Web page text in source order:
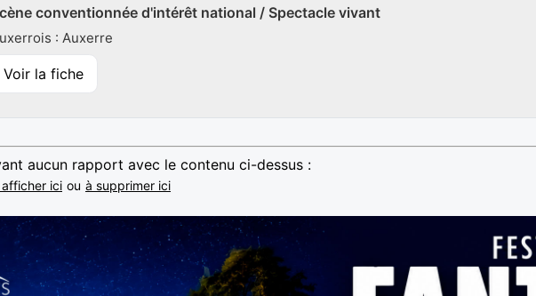
conventionnée d'intérêt national / Spectacle vivant
: Auxerre
Voir la fiche
aucun rapport avec le contenu ci-dessus :
ici ou à supprimer ici